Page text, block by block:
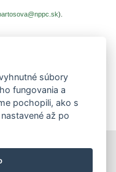
).
ústav potravinársky,
súbory
fungovania a
pochopili, ako s
až po